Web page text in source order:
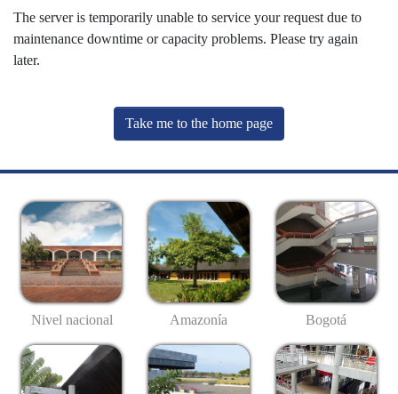
The server is temporarily unable to service your request due to
maintenance downtime or capacity problems. Please try again
later.
Take me to the home page
Nivel nacional Amazonía Bogotá